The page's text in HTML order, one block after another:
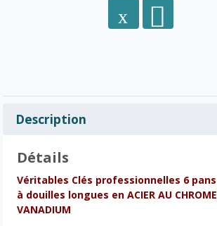
Description
Détails
Véritables Clés professionnelles 6 pans
à douilles longues en ACIER AU CHROME
VANADIUM